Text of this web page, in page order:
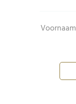
Voornaam